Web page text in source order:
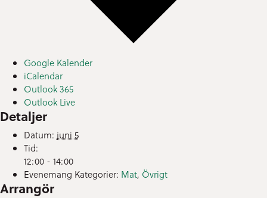
Google Kalender
iCalendar
Outlook 365
Outlook Live
Detaljer
Datum: juni 5
Tid:
12:00 - 14:00
Evenemang Kategorier: Mat, Övrigt
Arrangör